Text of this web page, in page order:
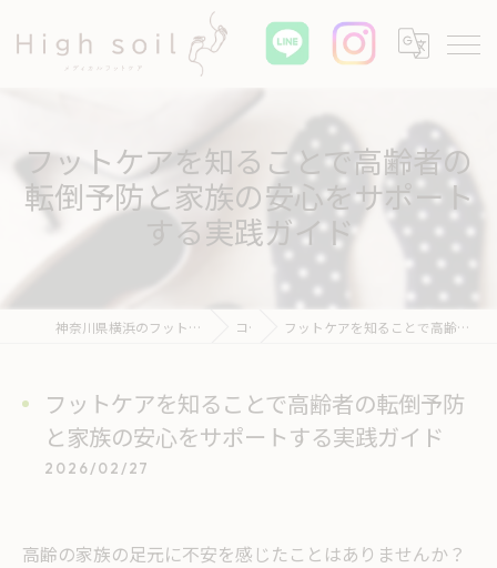
フットケアを知ることで高齢者の
転倒予防と家族の安心をサポート
する実践ガイド
神奈川県横浜のフットケアならHigh soil メディカル フットケア コラム フットケアを知ることで高齢者の転倒予防と家族の安心をサポートする実践ガイド
フットケアを知ることで高齢者の転倒予防
と家族の安心をサポートする実践ガイド
2026/02/27
高齢の家族の足元に不安を感じたことはありませんか？